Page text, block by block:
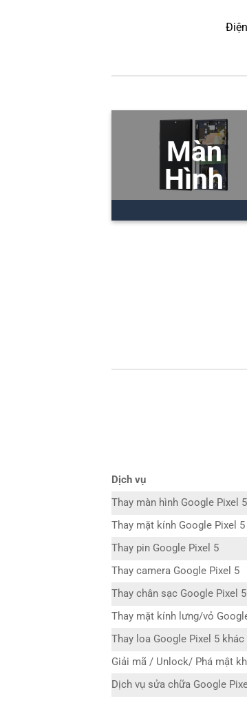
Màn
Hình
Dịch vụ
Thay màn hình Google Pixel 5
Thay mặt kính Google Pixel 5
Thay pin Google Pixel 5
Thay camera Google Pixel 5
Thay chân sạc Google Pixel 5
Thay mặt kính lưng/vỏ
Thay loa Google Pixel 5 khác
Giải mã / Unlock/ Phá mật
Dịch vụ sửa chữa Google